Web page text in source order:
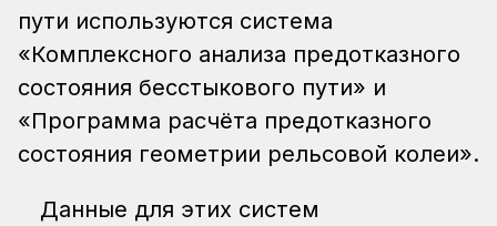
пути используются система
«Комплексного анализа предотказного
состояния бесстыкового пути» и
«Программа расчёта предотказного
состояния геометрии рельсовой колеи».
Данные для этих систем